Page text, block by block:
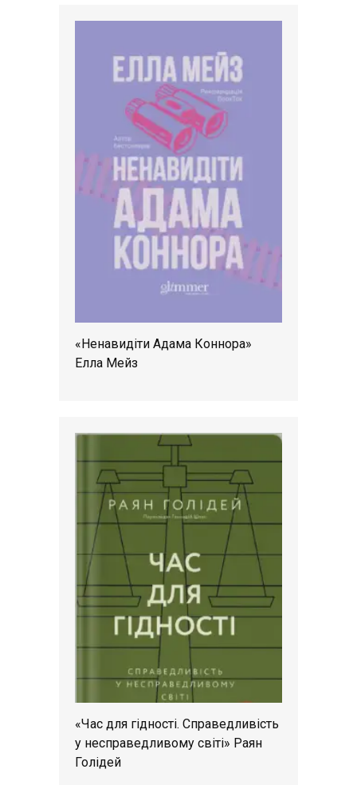
«Ненавидіти Адама Коннора»
Елла Мейз
«Час для гідності. Справедливість
у несправедливому світі» Раян
Голідей